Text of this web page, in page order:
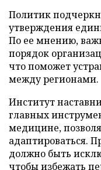
Политик
утверждения
По ее мнению,
порядок
что поможет
между регионами.
Институт
главных
медицине,
адаптироваться.
должно быть
чтобы избежать